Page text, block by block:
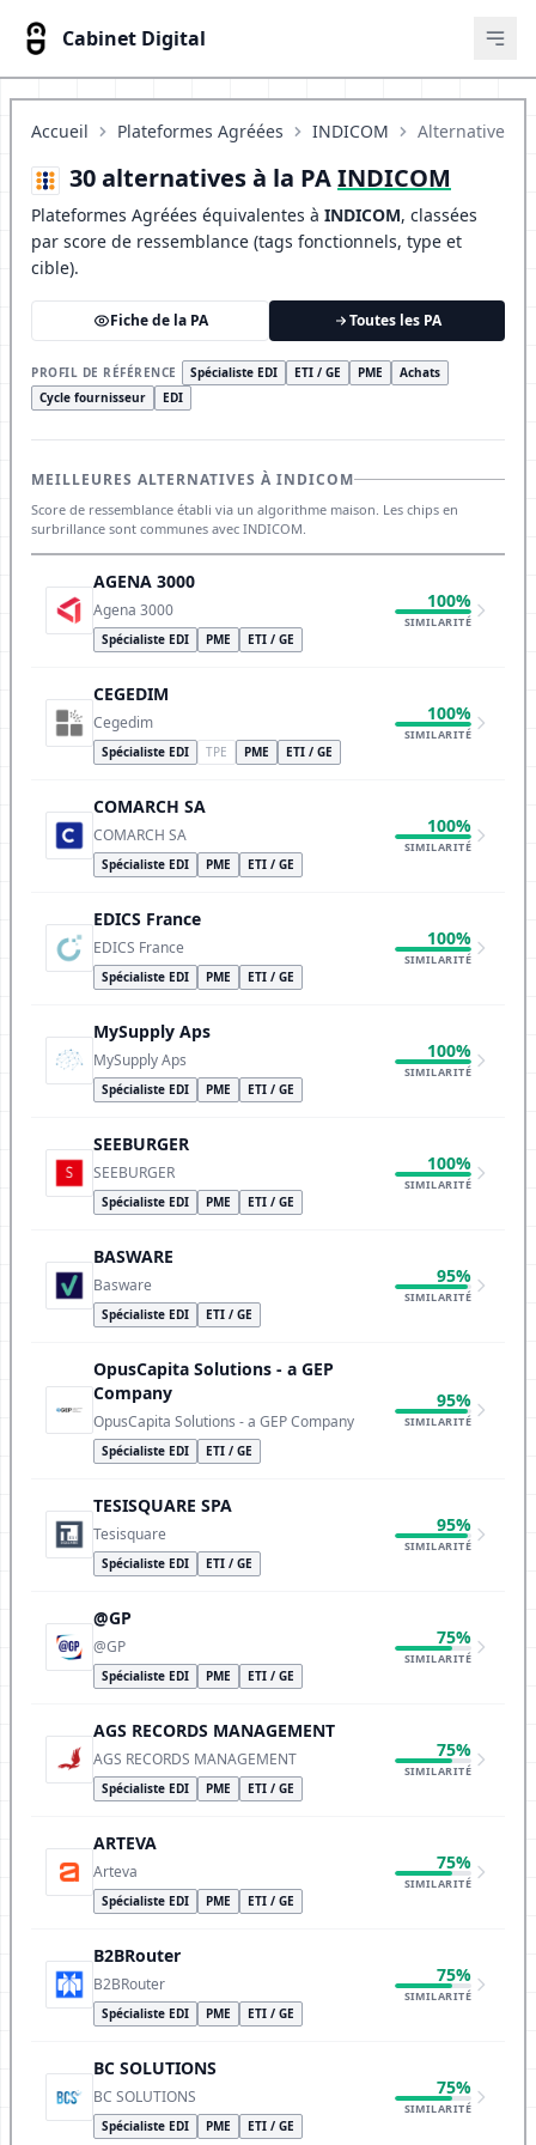
Cabinet Digital
Accueil Plateformes Agréées INDICOM Alternatives
30 alternatives à la PAINDICOM
Plateformes Agréées équivalentes à INDICOM, classées
par score de ressemblance (tags fonctionnels, type et
cible).
Fiche de la PA Toutes les PA
PROFIL DE RÉFÉRENCE Spécialiste EDI ETI / GE PME
Achats
Cycle fournisseur
EDI
MEILLEURES ALTERNATIVES À INDICOM
Score de ressemblance établi via un algorithme maison. Les chips en
surbrillance sont communes avec INDICOM.
AGENA 3000
Agena 3000
Spécialiste EDI PME ETI / GE
100%
SIMILARITÉ
CEGEDIM
Cegedim
Spécialiste EDI TPE PME ETI / GE
100%
SIMILARITÉ
COMARCH SA
COMARCH SA
Spécialiste EDI PME ETI / GE
100%
SIMILARITÉ
EDICS France
EDICS France
Spécialiste EDI PME ETI / GE
100%
SIMILARITÉ
MySupply Aps
MySupply Aps
Spécialiste EDI PME ETI / GE
100%
SIMILARITÉ
SEEBURGER
SEEBURGER
Spécialiste EDI PME ETI / GE
100%
SIMILARITÉ
BASWARE
Basware
Spécialiste EDI ETI / GE
95%
SIMILARITÉ
OpusCapita Solutions - a GEP
Company
OpusCapita Solutions - a GEP Company
Spécialiste EDI ETI / GE
95%
SIMILARITÉ
TESISQUARE SPA
Tesisquare
Spécialiste EDI ETI / GE
95%
SIMILARITÉ
@GP
@GP
Spécialiste EDI PME ETI / GE
75%
SIMILARITÉ
AGS RECORDS MANAGEMENT
AGS RECORDS MANAGEMENT
Spécialiste EDI PME ETI / GE
75%
SIMILARITÉ
ARTEVA
Arteva
Spécialiste EDI PME ETI / GE
75%
SIMILARITÉ
B2BRouter
B2BRouter
Spécialiste EDI PME ETI / GE
75%
SIMILARITÉ
BC SOLUTIONS
BC SOLUTIONS
Spécialiste EDI PME ETI / GE
75%
SIMILARITÉ